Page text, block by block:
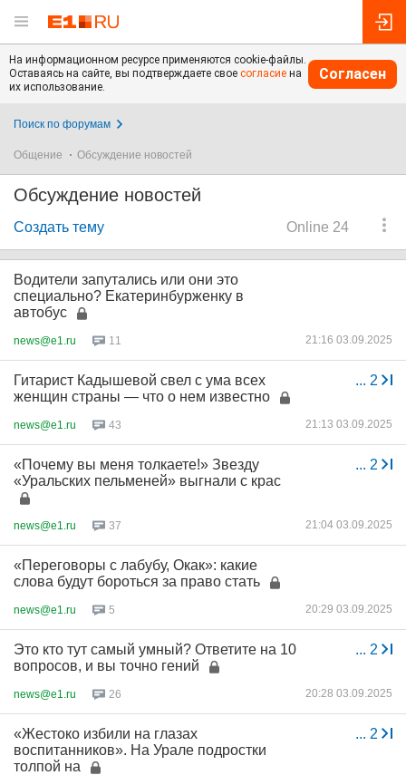
На информационном ресурсе применяются cookie-файлы.
Оставаясь на сайте, вы подтверждаете свое согласие на
их использование.
Согласен
Поиск по форумам
Общение Обсуждение новостей
Обсуждение новостей
Online 24
Создать тему
Водители запутались или они это
специально? Екатеринбурженку в
автобус
news@e1.ru 11 21:16 03.09.2025
... 2
Гитарист Кадышевой свел с ума всех
женщин страны — что о нем известно
news@e1.ru 43 21:13 03.09.2025
... 2
«Почему вы меня толкаете!» Звезду
«Уральских пельменей» выгнали с крас
news@e1.ru 37 21:04 03.09.2025
«Переговоры с лабубу, Окак»: какие
слова будут бороться за право стать
news@e1.ru 5 20:29 03.09.2025
... 2
Это кто тут самый умный? Ответите на 10
вопросов, и вы точно гений
news@e1.ru 26 20:28 03.09.2025
... 2
«Жестоко избили на глазах
воспитанников». На Урале подростки
толпой на